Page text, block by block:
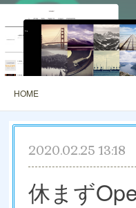
HOME
2020.02.25 13:18
休まず